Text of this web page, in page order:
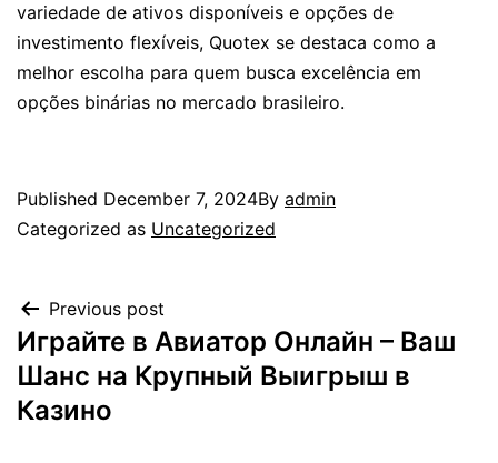
variedade de ativos disponíveis e opções de
investimento flexíveis, Quotex se destaca como a
melhor escolha para quem busca excelência em
opções binárias no mercado brasileiro.
Published December 7, 2024By admin
Categorized as Uncategorized
Previous post
Играйте в Авиатор Онлайн – Ваш
Шанс на Крупный Выигрыш в
Казино